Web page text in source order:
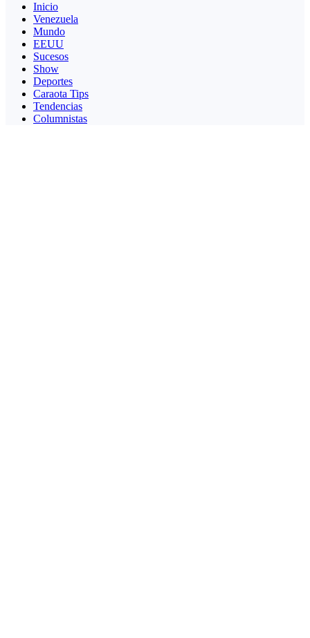
Inicio
Venezuela
Mundo
EEUU
Sucesos
Show
Deportes
Caraota Tips
Tendencias
Columnistas